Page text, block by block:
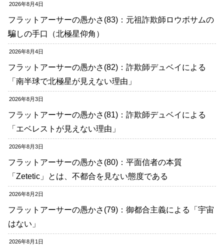
2026年8月4日
フラットアーサーの愚かさ(83)：元祖詐欺師ロウボサムの
騙しの手口（北極星仰角）
2026年8月4日
フラットアーサーの愚かさ(82)：詐欺師デュベイによる
「南半球で北極星が見えない理由」
2026年8月3日
フラットアーサーの愚かさ(81)：詐欺師デュベイによる
「エベレストが見えない理由」
2026年8月3日
フラットアーサーの愚かさ(80)：平面信者の本質
「Zetetic」とは、不都合を見ない態度である
2026年8月2日
フラットアーサーの愚かさ(79)：御都合主義による「宇宙
はない」
2026年8月1日